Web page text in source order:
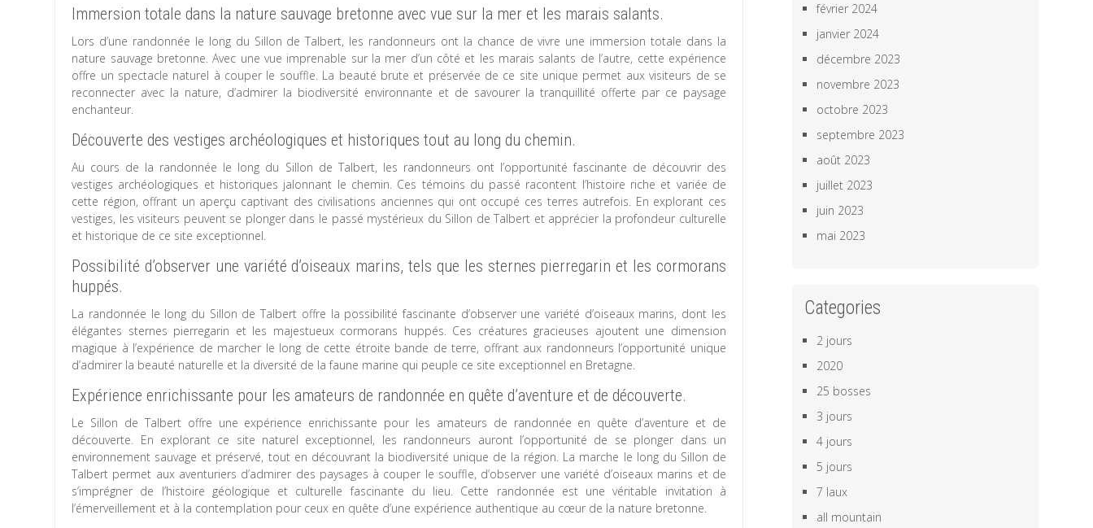
Immersion totale dans la nature sauvage bretonne avec vue sur la mer et les marais salants.
Lors d’une randonnée le long du Sillon de Talbert, les randonneurs ont la chance de vivre une immersion totale dans la
nature sauvage bretonne. Avec une vue imprenable sur la mer d’un côté et les marais salants de l’autre, cette expérience
offre un spectacle naturel à couper le souffle. La beauté brute et préservée de ce site unique permet aux visiteurs de se
reconnecter avec la nature, d’admirer la biodiversité environnante et de savourer la tranquillité offerte par ce paysage
enchanteur.
Découverte des vestiges archéologiques et historiques tout au long du chemin.
Au cours de la randonnée le long du Sillon de Talbert, les randonneurs ont l’opportunité fascinante de découvrir des
vestiges archéologiques et historiques jalonnant le chemin. Ces témoins du passé racontent l’histoire riche et variée de
cette région, offrant un aperçu captivant des civilisations anciennes qui ont occupé ces terres autrefois. En explorant ces
vestiges, les visiteurs peuvent se plonger dans le passé mystérieux du Sillon de Talbert et apprécier la profondeur culturelle
et historique de ce site exceptionnel.
Possibilité d’observer une variété d’oiseaux marins, tels que les sternes pierregarin et les cormorans
huppés.
La randonnée le long du Sillon de Talbert offre la possibilité fascinante d’observer une variété d’oiseaux marins, dont les
élégantes sternes pierregarin et les majestueux cormorans huppés. Ces créatures gracieuses ajoutent une dimension
magique à l’expérience de marcher le long de cette étroite bande de terre, offrant aux randonneurs l’opportunité unique
d’admirer la beauté naturelle et la diversité de la faune marine qui peuple ce site exceptionnel en Bretagne.
Expérience enrichissante pour les amateurs de randonnée en quête d’aventure et de découverte.
Le Sillon de Talbert offre une expérience enrichissante pour les amateurs de randonnée en quête d’aventure et de
découverte. En explorant ce site naturel exceptionnel, les randonneurs auront l’opportunité de se plonger dans un
environnement sauvage et préservé, tout en découvrant la biodiversité unique de la région. La marche le long du Sillon de
Talbert permet aux aventuriers d’admirer des paysages à couper le souffle, d’observer une variété d’oiseaux marins et de
s’imprégner de l’histoire géologique et culturelle fascinante du lieu. Cette randonnée est une véritable invitation à
l’émerveillement et à la contemplation pour ceux en quête d’une expérience authentique au cœur de la nature bretonne.
février 2024
janvier 2024
décembre 2023
novembre 2023
octobre 2023
septembre 2023
août 2023
juillet 2023
juin 2023
mai 2023
Categories
2 jours
2020
25 bosses
3 jours
4 jours
5 jours
7 laux
all mountain